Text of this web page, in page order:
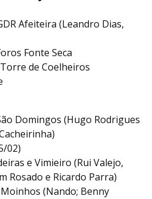
Afeiteira (Leandro Dias,
Fonte Seca
de Coelheiros
Domingos (Hugo Rodrigues
02)
e Vimieiro (Rui Valejo,
Rosado e Ricardo Parra)
(Nando; Benny